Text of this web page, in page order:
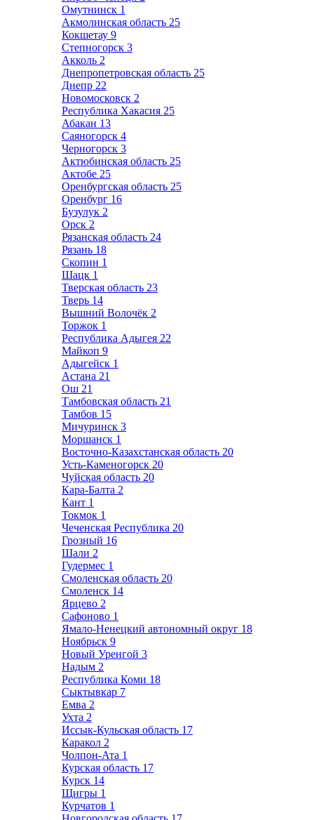
Омутнинск 1
Акмолинская область 25
Кокшетау 9
Степногорск 3
Акколь 2
Днепропетровская область 25
Днепр 22
Новомосковск 2
Республика Хакасия 25
Абакан 13
Саяногорск 4
Черногорск 3
Актюбинская область 25
Актобе 25
Оренбургская область 25
Оренбург 16
Бузулук 2
Орск 2
Рязанская область 24
Рязань 18
Скопин 1
Шацк 1
Тверская область 23
Тверь 14
Вышний Волочёк 2
Торжок 1
Республика Адыгея 22
Майкоп 9
Адыгейск 1
Астана 21
Ош 21
Тамбовская область 21
Тамбов 15
Мичуринск 3
Моршанск 1
Восточно-Казахстанская область 20
Усть-Каменогорск 20
Чуйская область 20
Кара-Балта 2
Кант 1
Токмок 1
Чеченская Республика 20
Грозный 16
Шали 2
Гудермес 1
Смоленская область 20
Смоленск 14
Ярцево 2
Сафоново 1
Ямало-Ненецкий автономный округ 18
Ноябрьск 9
Новый Уренгой 3
Надым 2
Республика Коми 18
Сыктывкар 7
Емва 2
Ухта 2
Иссык-Кульская область 17
Каракол 2
Чолпон-Ата 1
Курская область 17
Курск 14
Щигры 1
Курчатов 1